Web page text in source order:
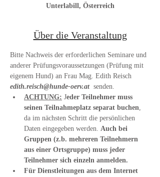
Unterlabill, Österreich
Über die Veranstaltung
Bitte Nachweis der erforderlichen Seminare und
anderer Prüfungsvoraussetzungen (Prüfung mit
eigenem Hund) an Frau Mag. Edith Reisch
edith.reisch@hunde-oerv.at senden.
ACHTUNG: Jeder Teilnehmer muss
seinen Teilnahmeplatz separat buchen,
da im nächsten Schritt die persönlichen
Daten eingegeben werden. Auch bei
Gruppen (z.b. mehreren Teilnehmern
aus einer Ortsgruppe) muss jeder
Teilnehmer sich einzeln anmelden.
Für Dienstleitungen aus dem Internet